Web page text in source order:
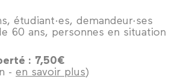
étudiant·es, demandeur·ses
60 ans, personnes en situation
: 7,50€
- en savoir plus)